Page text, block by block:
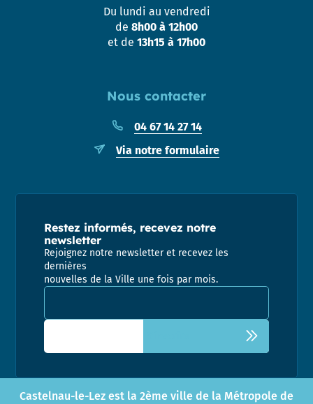
Nous contacter
04 67 14 27 14
Via notre formulaire
Du lundi au vendredi
de 8h00 à 12h00
et de 13h15 à 17h00
Restez informés, recevez notre
newsletter
Rejoignez notre newsletter et recevez les
dernières
nouvelles de la Ville une fois par mois.
Adresse email pour la newsletter
Castelnau-le-Lez est la 2ème ville de la Métropole de